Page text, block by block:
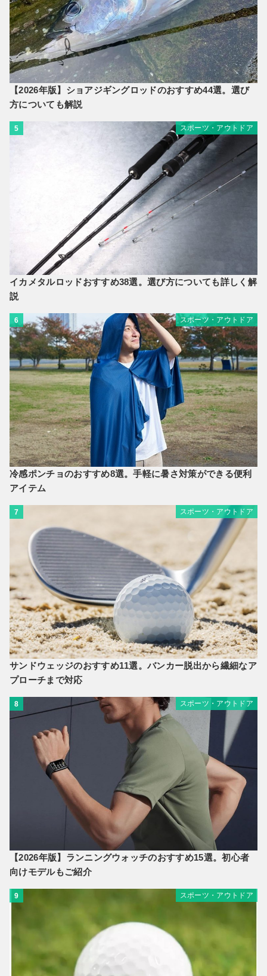
【2026年版】ショアジギングロッドのおすすめ44選。選び
方についても解説
5 スポーツ・アウトドア
イカメタルロッドおすすめ38選。選び方についても詳しく解
説
6 スポーツ・アウトドア
冷感ポンチョのおすすめ8選。手軽に暑さ対策ができる便利
アイテム
7 スポーツ・アウトドア
サンドウェッジのおすすめ11選。バンカー脱出から繊細なア
プローチまで対応
8 スポーツ・アウトドア
【2026年版】ランニングウォッチのおすすめ15選。初心者
向けモデルもご紹介
9 スポーツ・アウトドア